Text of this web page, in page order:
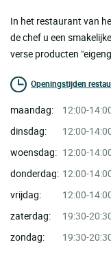
In het restaurant van
de chef u een
verse producten
Openingstijden
maandag:
12:00-
dinsdag:
12:00-
woensdag: 12:00-
donderdag: 12:00-
vrijdag:
12:00-
zaterdag:
19:30-
zondag:
19:30-